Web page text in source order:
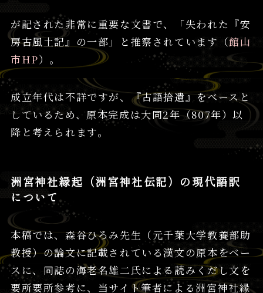
が記された非常に重要な文書で、「失われた『安
房古風土記』の一部」と推察されています（館山
市HP）。
成立年代は不詳ですが、『古語拾遺』をベースと
しているため、原本完成は大同2年（807年）以
降と考えられます。
洲宮神社縁起（洲宮神社伝記）の現代語訳
について
本稿では、森谷ひろみ先生（元千葉大学教養部助
教授）の論文に記載されている漢文の原本をベー
スに、同誌の海老名雄二氏による読みくだし文を
要所要所参考に、当サイト筆者による洲宮神社縁